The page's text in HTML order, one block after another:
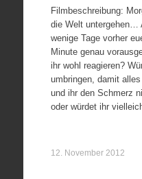
Filmbeschreibung:
die Welt untergehen…
wenige Tage vorher
Minute genau
ihr wohl reagieren?
umbringen, damit
und ihr den Schmerz
oder würdet ihr
12. November 2012